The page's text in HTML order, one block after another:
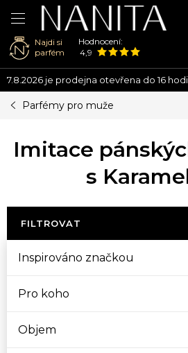
Přejít
na
obsah
Najdi si
parfém
Hodnocení:
4,9
7.8.2026 je prodejna otevřena do 16
Parfémy pro muže
Imitace
s
FILTROVAT
Inspirováno značkou
Pro koho
Objem